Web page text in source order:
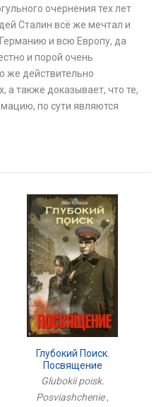
очернения тех лет
Сталин всё же мечтал и
и всю Европу, да
и порой очень
же действительно
а также доказывает, что те,
по сути являются
Глубокий Поиск.
Посвящение
Glubokii poisk.
Posviashchenie ,